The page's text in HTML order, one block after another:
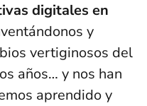
digitales en
y
vertiginosos del
años… y nos han
aprendido y